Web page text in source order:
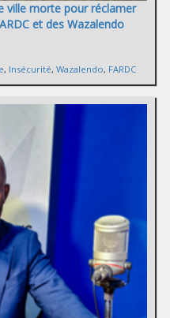
ville morte pour réclamer
et des Wazalendo
, Insécurité, Wazalendo, FARDC